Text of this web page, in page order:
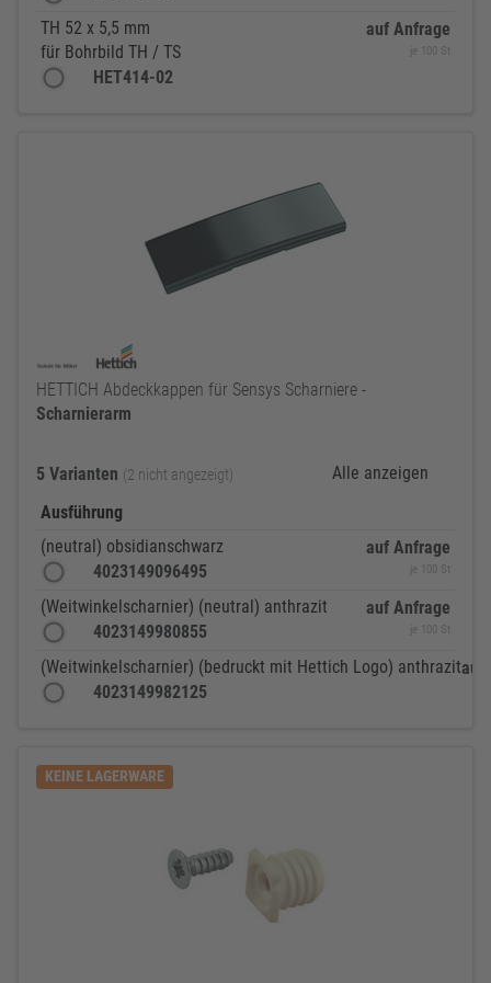
TH 52 x 5,5 mm
für Bohrbild TH / TS
HET414-02
auf Anfrage
je 100 St
HETTICH Abdeckkappen für Sensys Scharniere -
Scharnierarm
5 Varianten (2 nicht angezeigt)
Alle anzeigen
Ausführung
(neutral) obsidianschwarz
4023149096495
auf Anfrage
je 100 St
(Weitwinkelscharnier) (neutral) anthrazit
4023149980855
auf Anfrage
je 100 St
(Weitwinkelscharnier) (bedruckt mit Hettich Logo) anthrazit
4023149982125
auf
KEINE LAGERWARE